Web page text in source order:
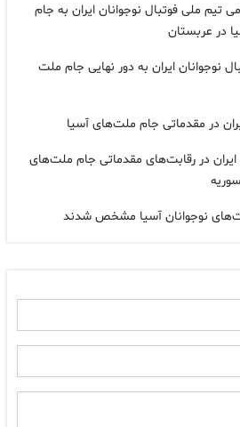
تیم ملی فوتبال نوجوانان ایران به جام
نوجوانان ایران به دور نهایی جام ملت
در مقدماتی جام ملت‌های آسیا
ایران در رقابت‌های مقدماتی جام ملت‌های
نوجوانان آسیا مشخص شدند